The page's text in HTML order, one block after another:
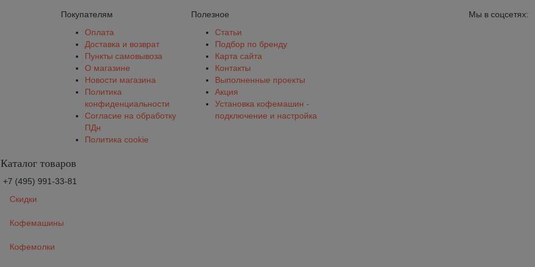
Покупателям
Оплата
Доставка и возврат
Пункты самовывоза
О магазине
Новости магазина
Политика
конфиденциальности
Согласие на обработку
ПДн
Политика cookie
Полезное
Статьи
Подбор по бренду
Карта сайта
Контакты
Выполненные проекты
Акция
Установка кофемашин -
подключение и настройка
Мы в соцсетях:
Каталог товаров
+7 (495) 991-33-81
Скидки
Кофемашины
Кофемолки